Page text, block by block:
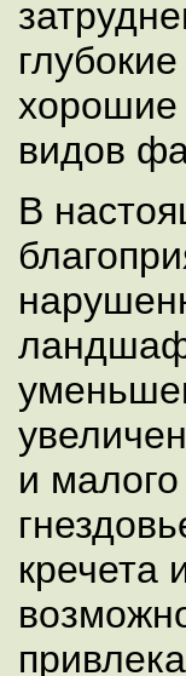
хорошие
видов
В
и
кречета